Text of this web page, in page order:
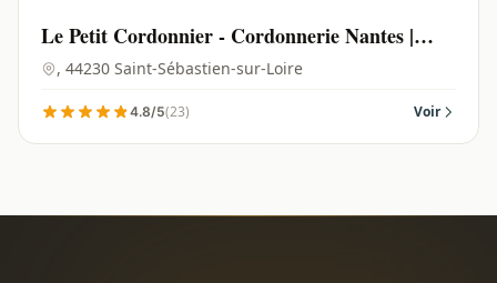
Le Petit Cordonnier - Cordonnerie Nantes |
Saint-Sébastien-sur-Loire - 44230
, 44230 Saint-Sébastien-sur-Loire
4.8/5(23) Voir